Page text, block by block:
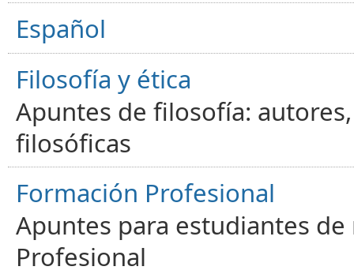
Español
Filosofía y ética
Apuntes de filosofía:
filosóficas
Formación Profesional
Apuntes para estudiantes
Profesional